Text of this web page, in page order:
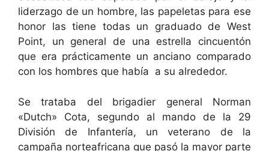
liderzago de un hombre, las papeletas para ese
honor las tiene todas un graduado de West
Point, un general de una estrella cincuentón
que era prácticamente un anciano comparado
con los hombres que había a su alrededor.
Se trataba del brigadier general Norman
«Dutch» Cota, segundo al mando de la 29
División de Infantería, un veterano de la
campaña norteafricana que pasó la mayor parte